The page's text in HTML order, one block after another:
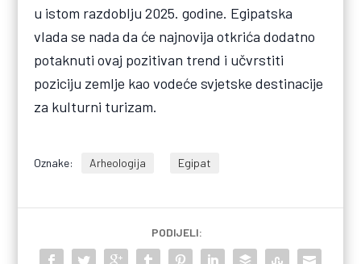
u istom razdoblju 2025. godine. Egipatska
vlada se nada da će najnovija otkrića dodatno
potaknuti ovaj pozitivan trend i učvrstiti
poziciju zemlje kao vodeće svjetske destinacije
za kulturni turizam.
Oznake: Arheologija Egipat
PODIJELI: